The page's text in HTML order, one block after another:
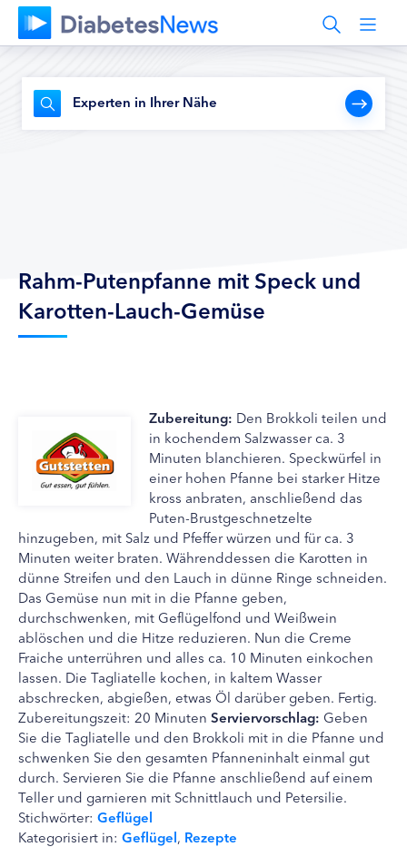
Experten in Ihrer Nähe
Rahm-Putenpfanne mit Speck und
Karotten-Lauch-Gemüse
Zubereitung: Den Brokkoli teilen und
in kochendem Salzwasser ca. 3
Minuten blanchieren. Speckwürfel in
einer hohen Pfanne bei starker Hitze
kross anbraten, anschließend das
Puten-Brustgeschnetzelte
hinzugeben, mit Salz und Pfeffer würzen und für ca. 3
Minuten weiter braten. Währenddessen die Karotten in
dünne Streifen und den Lauch in dünne Ringe schneiden.
Das Gemüse nun mit in die Pfanne geben,
durchschwenken, mit Geflügelfond und Weißwein
ablöschen und die Hitze reduzieren. Nun die Creme
Fraiche unterrühren und alles ca. 10 Minuten einkochen
lassen. Die Tagliatelle kochen, in kaltem Wasser
abschrecken, abgießen, etwas Öl darüber geben. Fertig.
Zubereitungszeit: 20 Minuten Serviervorschlag: Geben
Sie die Tagliatelle und den Brokkoli mit in die Pfanne und
schwenken Sie den gesamten Pfanneninhalt einmal gut
durch. Servieren Sie die Pfanne anschließend auf einem
Teller und garnieren mit Schnittlauch und Petersilie.
Stichwörter: Geflügel
Kategorisiert in: Geflügel, Rezepte